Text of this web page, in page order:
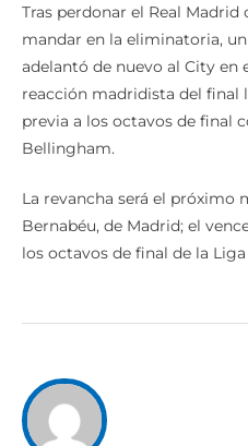
Tras perdonar el Real Madrid
mandar en la eliminatoria,
adelantó de nuevo al City en
reacción madridista del final
previa a los octavos de final
Bellingham.
La revancha será el próximo
Bernabéu, de Madrid; el
los octavos de final de la